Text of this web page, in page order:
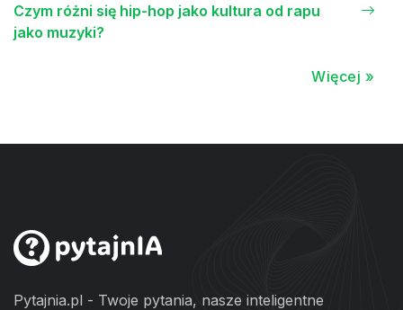
Czym różni się hip-hop jako kultura od rapu
jako muzyki?
Więcej »
Pytajnia.pl - Twoje pytania, nasze inteligentne